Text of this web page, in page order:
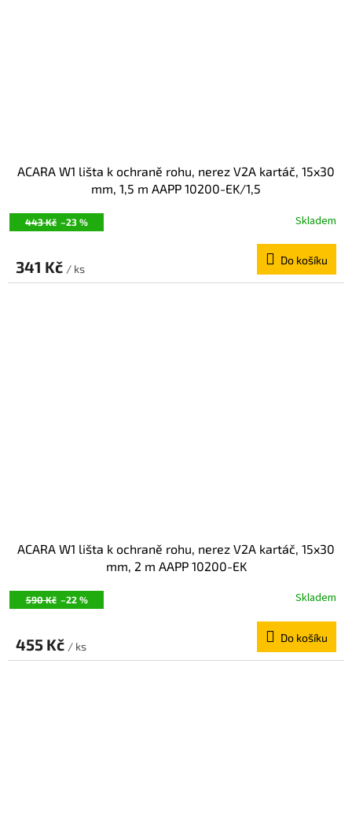
443 Kč –23 %
ACARA W1 lišta k ochraně rohu, nerez V2A kartáč, 15x30
mm, 1,5 m AAPP 10200-EK/1,5
Skladem
341 Kč / ks
Do košíku
590 Kč –22 %
ACARA W1 lišta k ochraně rohu, nerez V2A kartáč, 15x30
mm, 2 m AAPP 10200-EK
Skladem
455 Kč / ks
Do košíku